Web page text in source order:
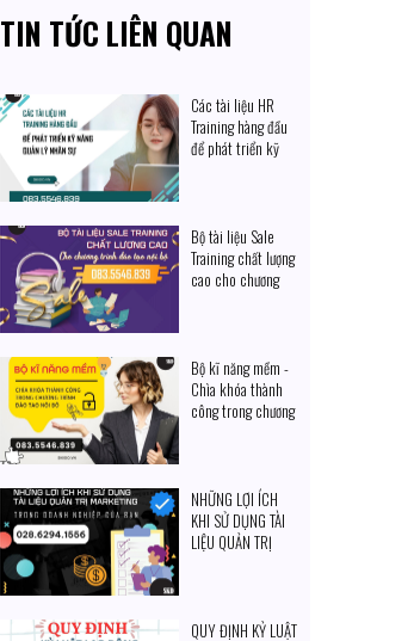
TIN TỨC LIÊN QUAN
Các tài liệu HR
Training hàng đầu
để phát triển kỹ
Bộ tài liệu Sale
Training chất lượng
cao cho chương
Bộ kĩ năng mềm -
Chìa khóa thành
công trong chương
NHỮNG LỢI ÍCH
KHI SỬ DỤNG TÀI
LIỆU QUẢN TRỊ
QUY ĐỊNH KỶ LUẬT